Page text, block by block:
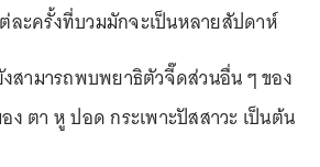
ละครั้งที่บวมมักจะเป็นหลายสัปดาห์
สามารถพบพยาธิตัวจี๊ดส่วนอื่น ๆ ของ
ง ตา หู ปอด กระเพาะปัสสาวะ เป็นต้น